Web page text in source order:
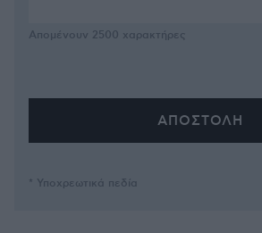
Απομένουν 2500 χαρακτήρες
* Υποχρεωτικά πεδία